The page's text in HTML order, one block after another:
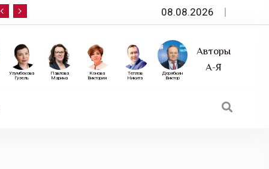
10 сентября — «Эксперт РА» приглашает на
08.08.2026
Авторы
А-Я
Дерябкин
Виктор
Теплов
Никита
Конова
Виктория
Павлова
Марина
Улумбекова
Гузель